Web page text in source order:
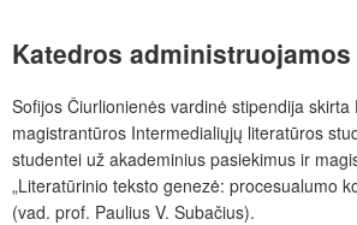
Katedros
Sofijos Čiurlionienės vardinė stipendija skirta
magistrantūros Intermedialiųjų literatūros
studentei už akademinius pasiekimus ir
„Literatūrinio teksto genezė: procesualumo
(vad. prof. Paulius V. Subačius).